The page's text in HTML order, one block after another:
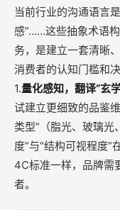
当前行业的沟通语言
感”……这些抽象术语
务，是建立一套清晰
消费者的认知门槛和决
1.量化感知，翻译“玄
试建立更细致的品鉴
类型”（脂光、玻璃光
度”与“结构可视程度
4C标准一样，品牌需
者。